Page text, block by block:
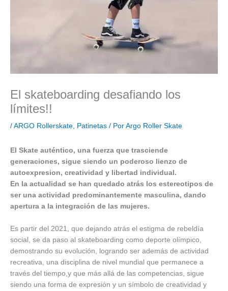
El skateboarding desafiando los
límites!!
/ ARGO Rollerskate, Patinetas / Por Argo Roller Skate
El Skate auténtico, una fuerza que trasciende
generaciones, sigue siendo un poderoso lienzo de
autoexpresion, creatividad y libertad individual.
En la actualidad se han quedado atrás los estereotipos de
ser una actividad predominantemente masculina, dando
apertura a la integración de las mujeres.
Es partir del 2021, que dejando atrás el estigma de rebeldía
social, se da paso al skateboarding como deporte olímpico,
demostrando su evolución, logrando ser además de actividad
recreativa, una disciplina de nivel mundial que permanece a
través del tiempo,y que más allá de las competencias, sigue
siendo una forma de expresión y un símbolo de creatividad y